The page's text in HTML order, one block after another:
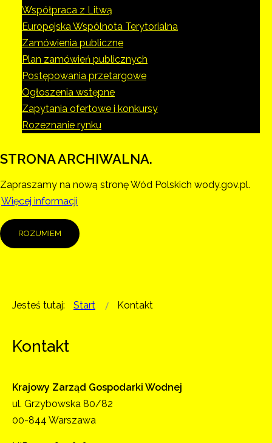
Współpraca z Litwą
Europejska Wspólnota Terytorialna
Zamówienia publiczne
Plan zamówień publicznych
Postępowania przetargowe
Ogłoszenia wstępne
Zapytania ofertowe i konkursy
Rozeznanie rynku
STRONA ARCHIWALNA.
Zapraszamy na nową stronę Wód Polskich wody.gov.pl.
Więcej informacji
ROZUMIEM
Jesteś tutaj: Start Kontakt
Kontakt
Krajowy Zarząd Gospodarki Wodnej
ul. Grzybowska 80/82
00-844 Warszawa